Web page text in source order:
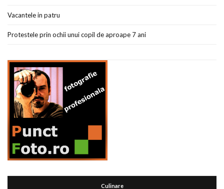
Vacantele in patru
Protestele prin ochii unui copil de aproape 7 ani
Culinare